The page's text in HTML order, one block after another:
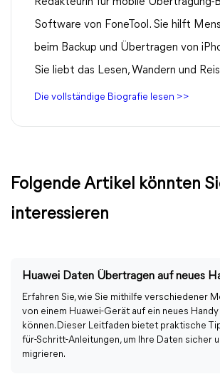
Software von FoneTool. Sie hilft
beim Backup und Übertragen von
Sie liebt das Lesen, Wandern und
Die vollständige Biografie lesen >>
Folgende Artikel könnten
interessieren
Erfahren Sie, wie Sie mithilfe verschiedener
von einem Huawei-Gerät auf ein neues
können. Dieser Leitfaden bietet praktische
für-Schritt-Anleitungen, um Ihre Daten sicher
migrieren.